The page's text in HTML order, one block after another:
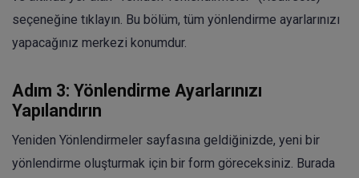
seçeneğine tıklayın. Bu bölüm, tüm yönlendirme ayarlarınızı
yapacağınız merkezi konumdur.
Adım 3: Yönlendirme Ayarlarınızı
Yapılandırın
Yeniden Yönlendirmeler sayfasına geldiğinizde, yeni bir
yönlendirme oluşturmak için bir form göreceksiniz. Burada